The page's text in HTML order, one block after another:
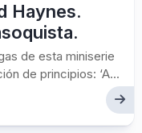
Haynes.
de esta miniserie
de principios: ‘A...